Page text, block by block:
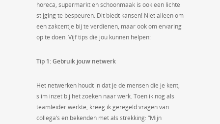
horeca, supermarkt en schoonmaak is ook een lichte
stijging te bespeuren. Dit biedt kansen! Niet alleen om
een zakcentje bij te verdienen, maar ook om ervaring
op te doen. Vijf tips die jou kunnen helpen:
Tip 1: Gebruik jouw netwerk
Het netwerken houdt in dat je de mensen die je kent,
slim inzet bij het zoeken naar werk. Toen ik nog als
teamleider werkte, kreeg ik geregeld vragen van
collega’s en bekenden met als strekking: “Mijn